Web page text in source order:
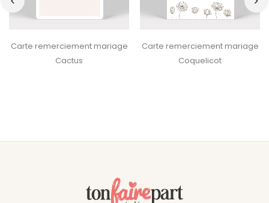
Carte remerciement mariage
Cactus
Carte remerciement mariage
Coquelicot